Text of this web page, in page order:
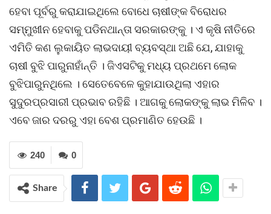
ହେବା ପୂର୍ବରୁ କରାଯାଇଥିଲେ ବୋଧେ ଚାଷୀଙ୍କ ବିରୋଧର
ସମ୍ମୁଖୀନ ହେବାକୁ ପଡିନଥାନ୍ତା ସରକାରଙ୍କୁ । ଏ କୃଷି ନୀତିରେ
ଏମିତି କଣ ଲୁକାୟିତ ଲାଭଦାୟୀ ବ୍ୟବସ୍ଥା ଅଛି ଯେ, ଯାହାକୁ
ଚାଷୀ ବୁଝି ପାରୁନାହାଁନ୍ତି । ଜିଏସଟିକୁ ମଧ୍ୟ ପ୍ରଥମେ ଲୋକ
ବୁଝିପାରୁନଥିଲେ । ସେତେବେଳେ କୁହାଯାଉଥିଲା ଏହାର
ସୁଦୁରପ୍ରସାରୀ ପ୍ରଭାବ ରହିଛି । ଆଗକୁ ଲୋକଙ୍କୁ ଲାଭ ମିଳିବ ।
ଏବେ ଜାର ଦରରୁ ଏହା ବେଶ ପ୍ରମାଣିତ ହେଉଛି ।
0
240
Share